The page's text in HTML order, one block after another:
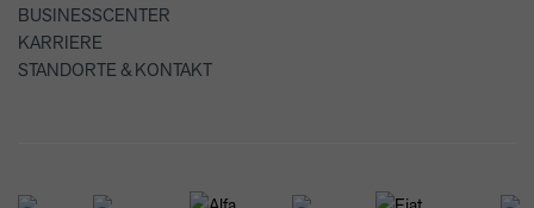
BUSINESSCENTER
KARRIERE
STANDORTE & KONTAKT